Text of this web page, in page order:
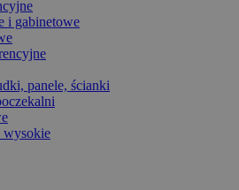
i gabinetowe
panele, ścianki
wysokie